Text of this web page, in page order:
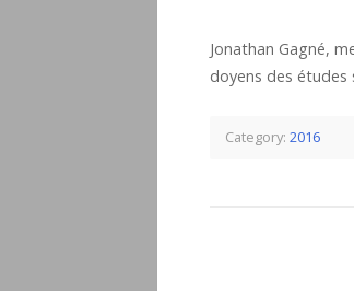
Jonathan Gagné,
doyens des études
Category: 2016